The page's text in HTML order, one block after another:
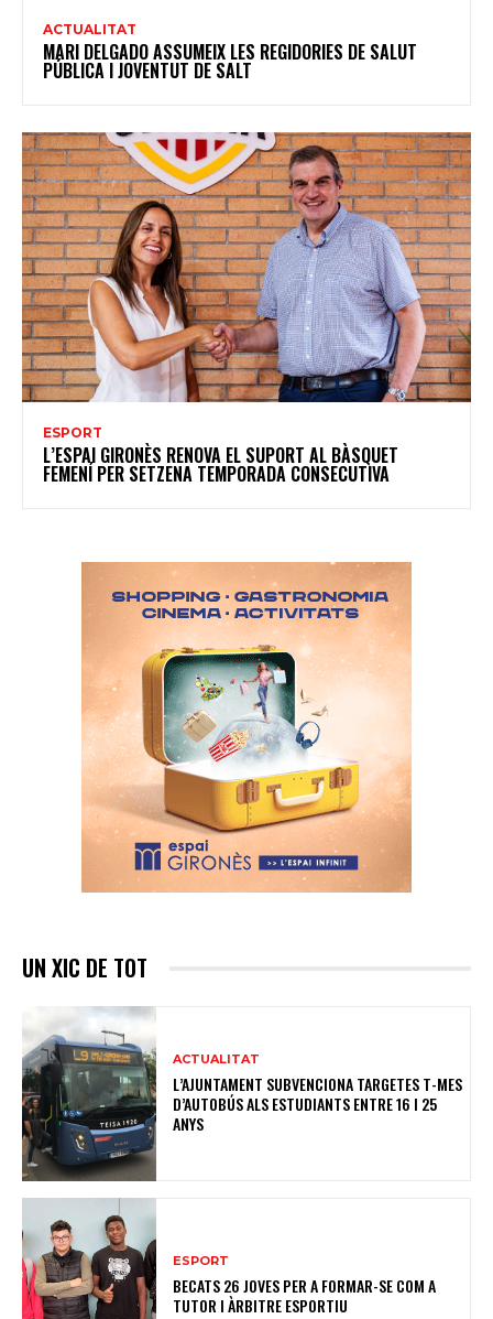
ACTUALITAT
MARI DELGADO ASSUMEIX LES REGIDORIES DE SALUT
PÚBLICA I JOVENTUT DE SALT
ESPORT
L’ESPAI GIRONÈS RENOVA EL SUPORT AL BÀSQUET
FEMENÍ PER SETZENA TEMPORADA CONSECUTIVA
UN XIC DE TOT
ACTUALITAT
L’AJUNTAMENT SUBVENCIONA TARGETES T-MES
D’AUTOBÚS ALS ESTUDIANTS ENTRE 16 I 25
ANYS
ESPORT
BECATS 26 JOVES PER A FORMAR-SE COM A
TUTOR I ÀRBITRE ESPORTIU